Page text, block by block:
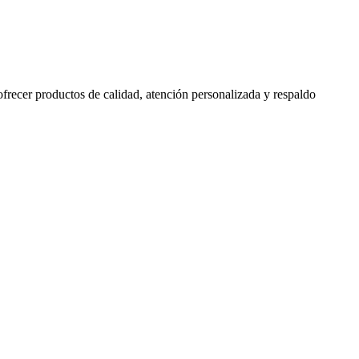
productos de calidad, atención personalizada y respaldo